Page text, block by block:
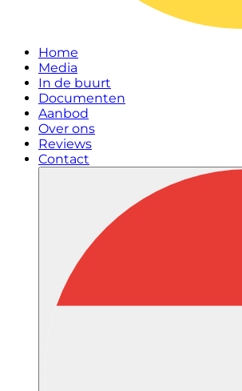
Home
Media
In de buurt
Documenten
Aanbod
Over ons
Reviews
Contact